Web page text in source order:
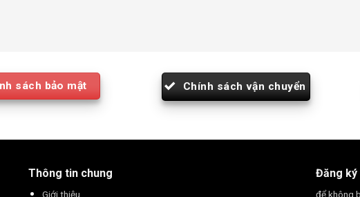
sách bảo mật Chính sách vận chuyển
Thông tin chung
Giới thiệu
Đăng ký
để không